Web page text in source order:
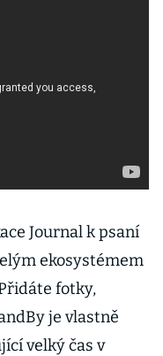
Journal k psaní
ekosystémem
fotky,
je vlastně
velký čas v